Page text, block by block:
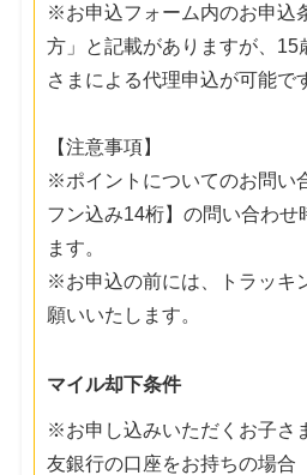
※お申込フォーム内のお申込
方」と記載がありますが、15
さまによる代理申込が可能で
【注意事項】
※ポイントについてのお問い
フン込み14桁】の問い合わせ
ます。
※お申込の前には、トラッキ
願いいたします。
マイル却下条件
※お申し込みいただくお子さ
友銀行の口座をお持ちの場合